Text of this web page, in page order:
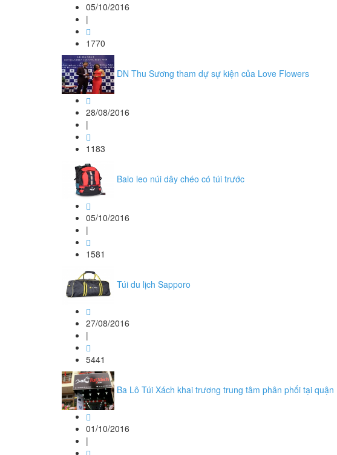
05/10/2016
|
1770
DN Thu Sương tham dự sự kiện của Love Flowers
28/08/2016
|
1183
Balo leo núi dây chéo có túi trước
05/10/2016
|
1581
Túi du lịch Sapporo
27/08/2016
|
5441
Ba Lô Túi Xách khai trương trung tâm phân phối tại quận
01/10/2016
|